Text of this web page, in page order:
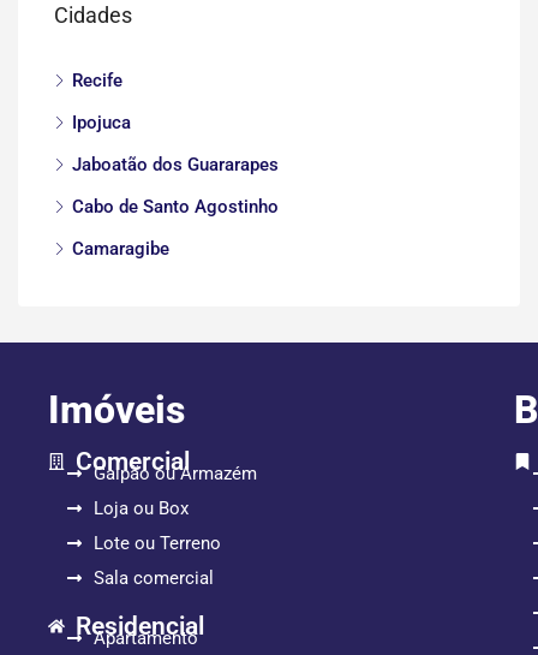
Cidades
Recife
Ipojuca
Jaboatão dos Guararapes
Cabo de Santo Agostinho
Camaragibe
Imóveis
Comercial
Galpão ou Armazém
Loja ou Box
Lote ou Terreno
Sala comercial
Residencial
Apartamento